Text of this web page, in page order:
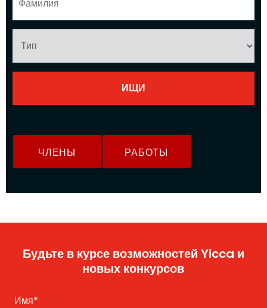
ЧЛЕНЫ РАБОТЫ
Будьте в курсе возможностей Yicca и
новых конкурсов
Имя*